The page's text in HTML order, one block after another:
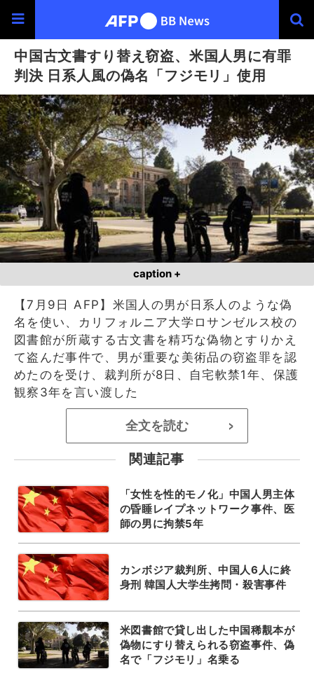
中国古文書すり替え窃盗、米国人男に有罪
判決 日系人風の偽名「フジモリ」使用
caption +
【7月9日 AFP】米国人の男が日系人のような偽
名を使い、カリフォルニア大学ロサンゼルス校の
図書館が所蔵する古文書を精巧な偽物とすりかえ
て盗んだ事件で、男が重要な美術品の窃盗罪を認
めたのを受け、裁判所が8日、自宅軟禁1年、保護
観察3年を言い渡した
全文を読む >
関連記事
「女性を性的モノ化」中国人男主体
の昏睡レイプネットワーク事件、医
師の男に拘禁5年
カンボジア裁判所、中国人6人に終
身刑 韓国人大学生拷問・殺害事件
米図書館で貸し出した中国稀覯本が
偽物にすり替えられる窃盗事件、偽
名で「フジモリ」名乗る